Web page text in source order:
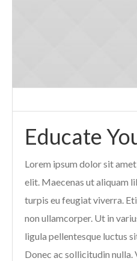
Educate
Lorem ipsum dolor sit
elit. Maecenas ut aliquam
turpis eu feugiat viverra.
non ullamcorper. Ut in
ligula pellentesque luctus
Donec ac sollicitudin